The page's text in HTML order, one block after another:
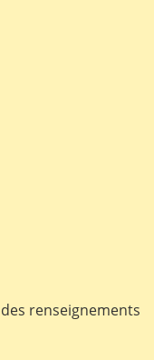
renseignements